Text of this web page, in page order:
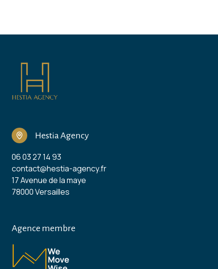
Hestia Agency
06 03 27 14 93
contact@hestia-agency.fr
17 Avenue de la maye
78000 Versailles
Agence membre